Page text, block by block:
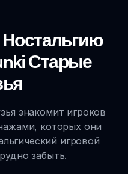
Старые
знакомит игроков
которых они
игровой
забыть.